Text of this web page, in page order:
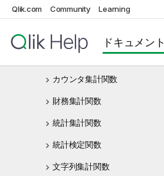
Qlik.com Community Learning
ドキュメント
集計関数
基本的な集計関数
カウンタ集計関数
財務集計関数
統計集計関数
統計検定関数
文字列集計関数